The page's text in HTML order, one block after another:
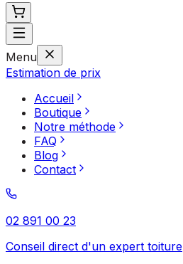
Menu
Estimation de prix
Accueil
Boutique
Notre méthode
FAQ
Blog
Contact
02 891 00 23
Conseil direct d'un expert toiture